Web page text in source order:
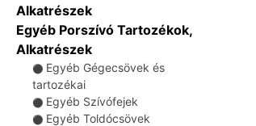
Alkatrészek
Egyéb Porszívó Tartozékok,
Alkatrészek
⚫ Egyéb Gégecsövek és
tartozékai
⚫ Egyéb Szívófejek
⚫ Egyéb Toldócsövek